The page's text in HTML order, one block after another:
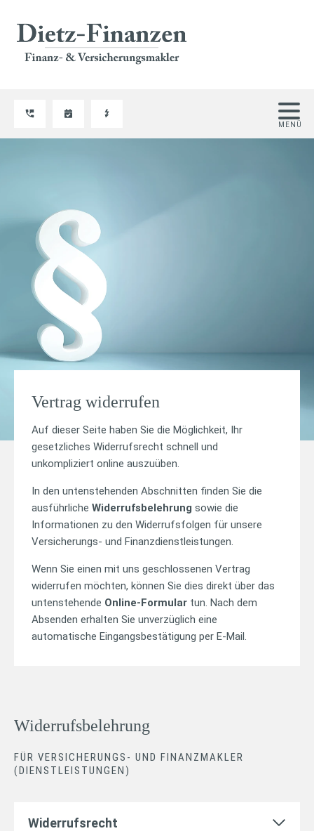
Vertrag widerrufen
Auf dieser Seite haben Sie die Möglichkeit, Ihr
gesetzliches Widerrufsrecht schnell und
unkompliziert online auszuüben.
In den untenstehenden Abschnitten finden Sie die
ausführliche Widerrufsbelehrung sowie die
Informationen zu den Widerrufsfolgen für unsere
Versicherungs- und Finanzdienstleistungen.
Wenn Sie einen mit uns geschlossenen Vertrag
widerrufen möchten, können Sie dies direkt über das
untenstehende Online-Formular tun. Nach dem
Absenden erhalten Sie unverzüglich eine
automatische Eingangsbestätigung per E-Mail.
Widerrufsbelehrung
FÜR VERSICHERUNGS- UND FINANZMAKLER
(DIENSTLEISTUNGEN)
Widerrufsrecht